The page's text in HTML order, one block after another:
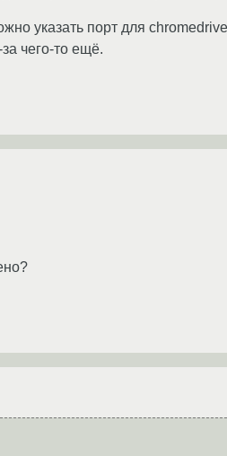
указать порт для
чего-то ещё.